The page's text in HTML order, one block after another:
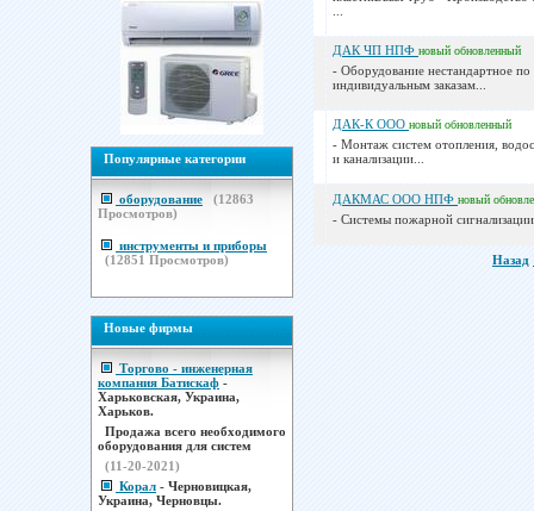
Популярные категории
оборудование (12863
Просмотров)
инструменты и приборы
(12851 Просмотров)
Новые фирмы
Торгово - инженерная
компания Батискаф -
Харьковская, Украина,
Харьков.
Продажа всего необходимого
оборудования для систем
(11-20-2021)
Корал - Черновицкая,
Украина, Черновцы.
ДАК ЧП НПФ новый обновленный
- Оборудование нестандартное по
индивидуальным заказам...
ДАК-К ООО новый обновленный
- Монтаж систем отопления,
и канализации...
ДАКМАС ООО НПФ новый
- Системы пожарной
Назад